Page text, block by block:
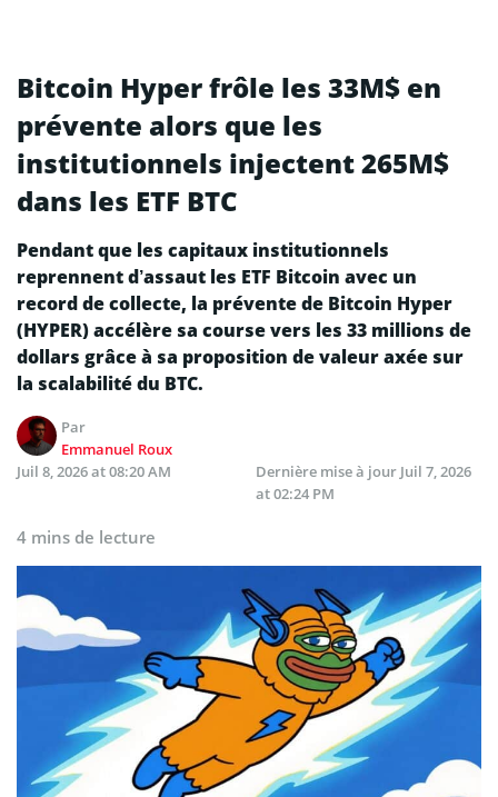
Bitcoin Hyper frôle les 33M$ en
prévente alors que les
institutionnels injectent 265M$
dans les ETF BTC
Pendant que les capitaux institutionnels
reprennent d’assaut les ETF Bitcoin avec un
record de collecte, la prévente de Bitcoin Hyper
(HYPER) accélère sa course vers les 33 millions de
dollars grâce à sa proposition de valeur axée sur
la scalabilité du BTC.
Par
Emmanuel Roux
Juil 8, 2026 at 08:20 AM
Dernière mise à jour Juil 7, 2026
at 02:24 PM
4 mins de lecture